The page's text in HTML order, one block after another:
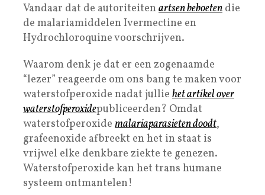
Vandaar dat de autoriteiten artsen beboeten die
de malariamiddelen Ivermectine en
Hydrochloroquine voorschrijven.
Waarom denk je dat er een zogenaamde
“lezer” reageerde om ons bang te maken voor
waterstofperoxide nadat jullie het artikel over
waterstofperoxidepubliceerden? Omdat
waterstofperoxide malariaparasieten doodt,
grafeenoxide afbreekt en het in staat is
vrijwel elke denkbare ziekte te genezen.
Waterstofperoxide kan het trans humane
systeem ontmantelen!